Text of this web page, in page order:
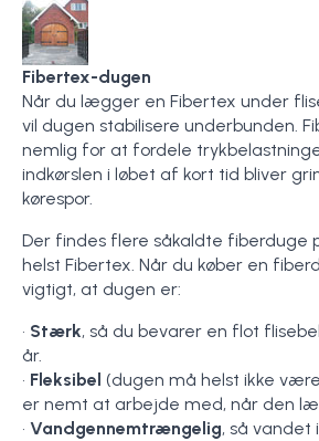
Fibertex-dugen
Når du lægger en Fibertex under
vil dugen stabilisere underbunden.
nemlig for at fordele
indkørslen i løbet af kort tid bliver
kørespor.
Der findes flere såkaldte fiberduge
helst Fibertex. Når du køber en
vigtigt, at dugen er:
• Stærk, så du bevarer en flot
år.
• Fleksibel (dugen må helst ikke
er nemt at arbejde med, når den
• Vandgennemtrængelig, så vandet